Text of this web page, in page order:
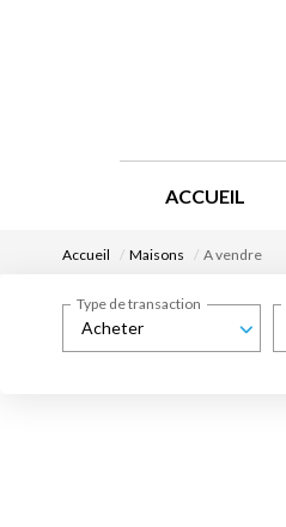
ACCUEIL
Accueil Maisons A vendre
Acheter
Type de transaction